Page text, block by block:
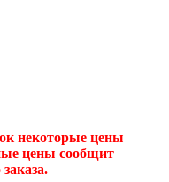
некоторые цены
цены сообщит